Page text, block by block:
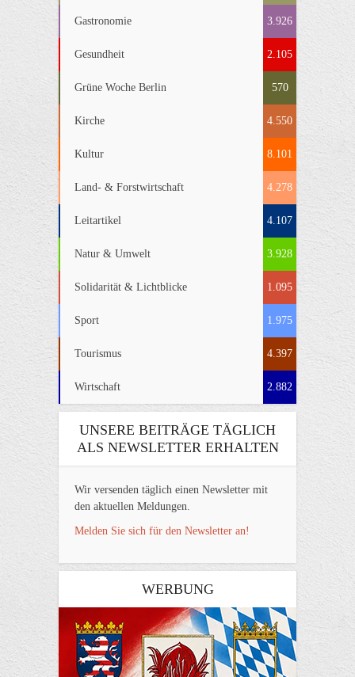
Gastronomie 3.926
Gesundheit 2.105
Grüne Woche Berlin 570
Kirche 4.550
Kultur 8.101
Land- & Forstwirtschaft 4.278
Leitartikel 4.107
Natur & Umwelt 3.928
Solidarität & Lichtblicke 1.095
Sport 1.975
Tourismus 4.397
Wirtschaft 2.882
UNSERE BEITRÄGE TÄGLICH
ALS NEWSLETTER ERHALTEN
Wir versenden täglich einen Newsletter mit
den aktuellen Meldungen.
Melden Sie sich für den Newsletter an!
WERBUNG